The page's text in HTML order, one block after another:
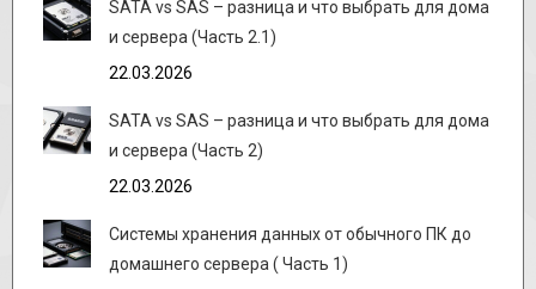
SATA vs SAS – разница и что выбрать для дома
и сервера (Часть 2.1)
22.03.2026
SATA vs SAS – разница и что выбрать для дома
и сервера (Часть 2)
22.03.2026
Системы хранения данных от обычного ПК до
домашнего сервера ( Часть 1)